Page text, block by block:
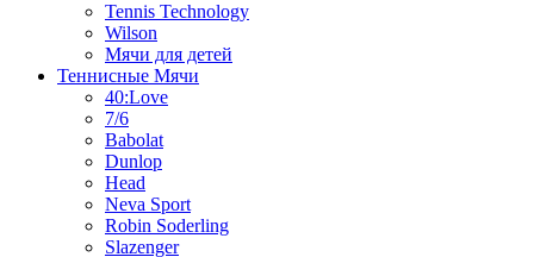
Tennis Technology
Wilson
Мячи для детей
Теннисные Мячи
40:Love
7/6
Babolat
Dunlop
Head
Neva Sport
Robin Soderling
Slazenger